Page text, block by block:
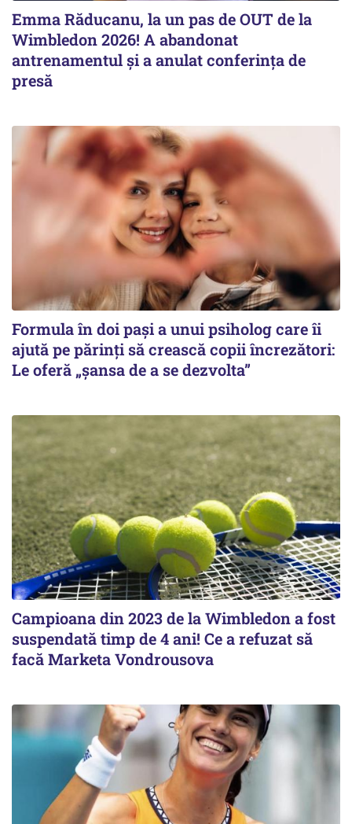
Emma Răducanu, la un pas de OUT de la
Wimbledon 2026! A abandonat
antrenamentul și a anulat conferința de
presă
Formula în doi pași a unui psiholog care îi
ajută pe părinți să crească copii încrezători:
Le oferă „șansa de a se dezvolta”
Campioana din 2023 de la Wimbledon a fost
suspendată timp de 4 ani! Ce a refuzat să
facă Marketa Vondrousova